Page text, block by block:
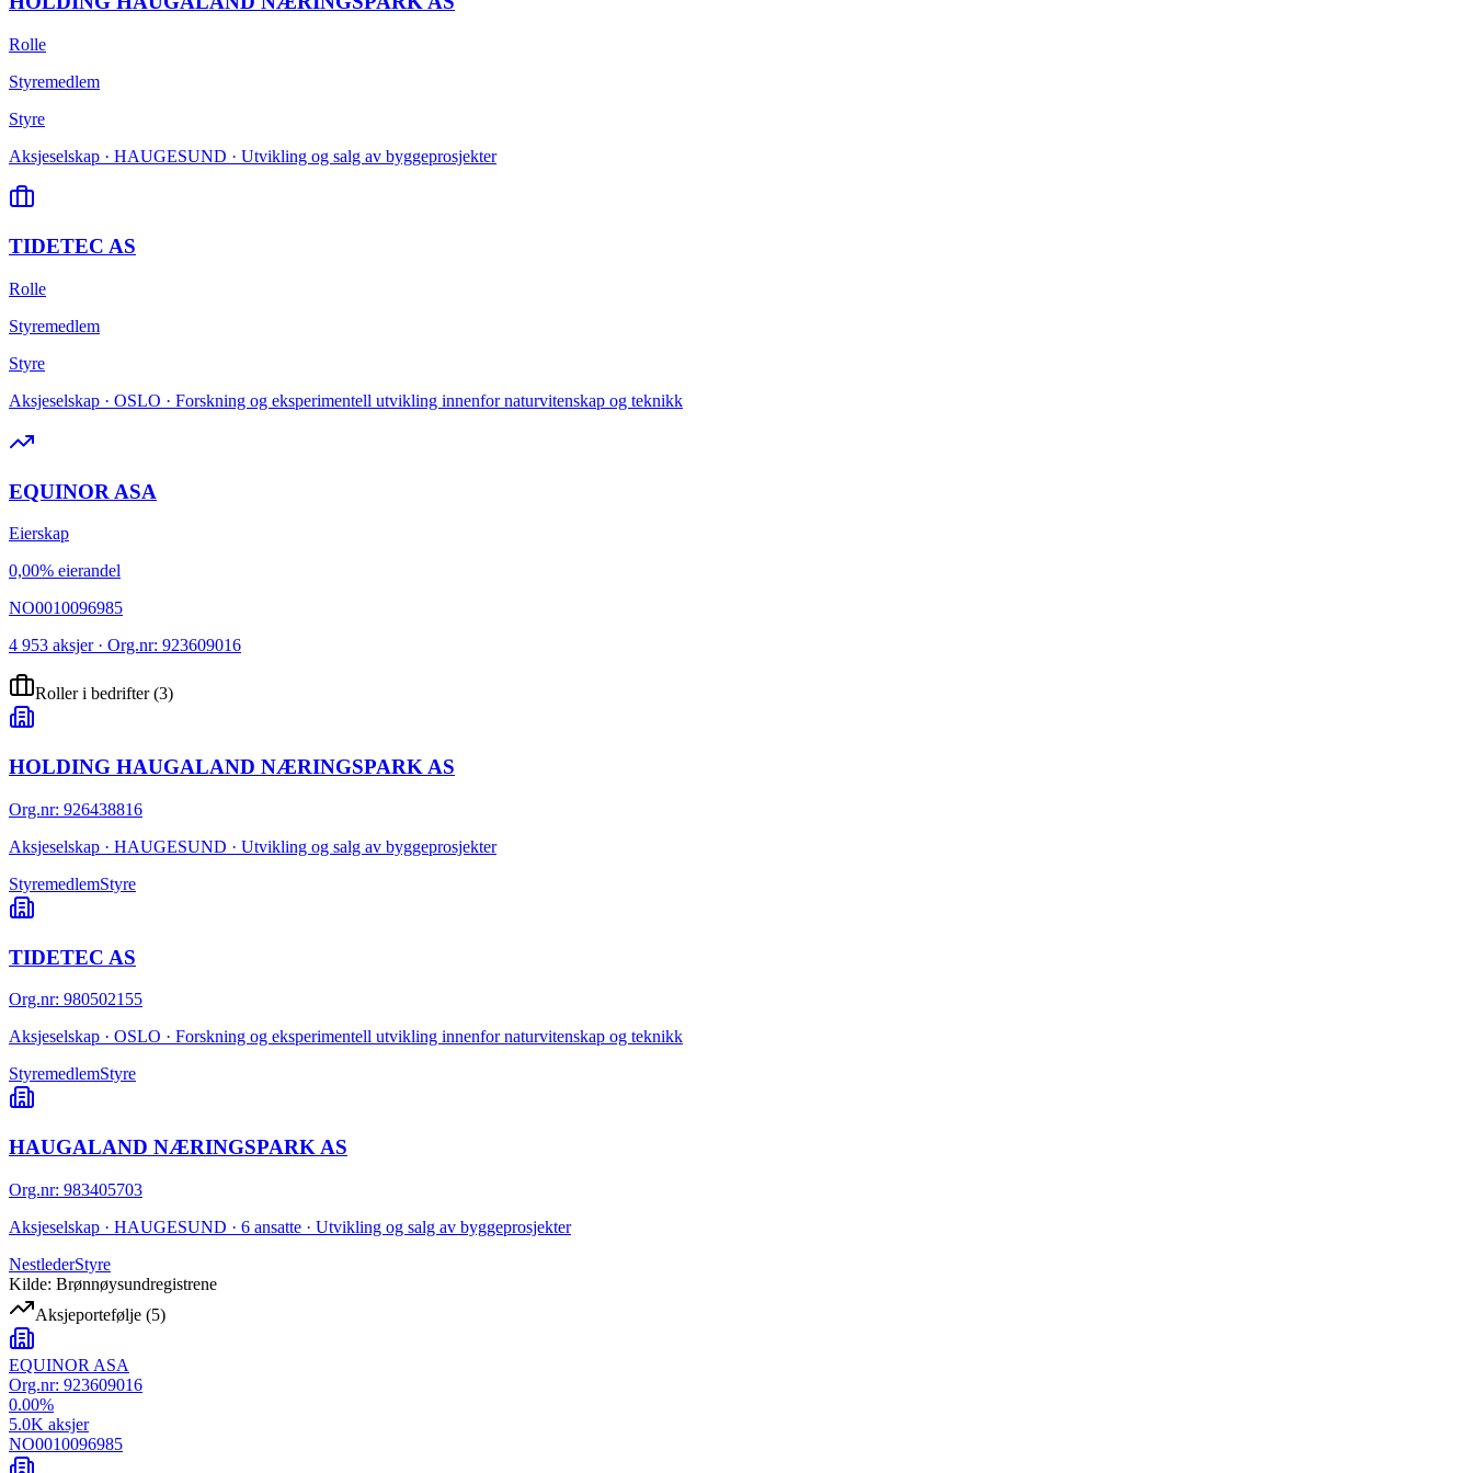
Rolle
Styremedlem
Styre
Aksjeselskap · HAUGESUND · Utvikling og salg av byggeprosjekter
TIDETEC AS
Rolle
Styremedlem
Styre
Aksjeselskap · OSLO · Forskning og eksperimentell utvikling innenfor naturvitenskap og teknikk
EQUINOR ASA
Eierskap
0,00% eierandel
NO0010096985
4 953 aksjer · Org.nr: 923609016
Roller i bedrifter(3)
HOLDING HAUGALAND NÆRINGSPARK AS
Org.nr: 926438816
Aksjeselskap · HAUGESUND · Utvikling og salg av byggeprosjekter
StyremedlemStyre
TIDETEC AS
Org.nr: 980502155
Aksjeselskap · OSLO · Forskning og eksperimentell utvikling innenfor naturvitenskap og teknikk
StyremedlemStyre
HAUGALAND NÆRINGSPARK AS
Org.nr: 983405703
Aksjeselskap · HAUGESUND · 6 ansatte · Utvikling og salg av byggeprosjekter
NestlederStyre
Kilde: Brønnøysundregistrene
Aksjeportefølje (5)
EQUINOR ASA
Org.nr: 923609016
0.00%
5.0K aksjer
NO0010096985